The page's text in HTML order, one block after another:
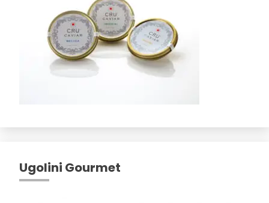
Ugolini Gourmet